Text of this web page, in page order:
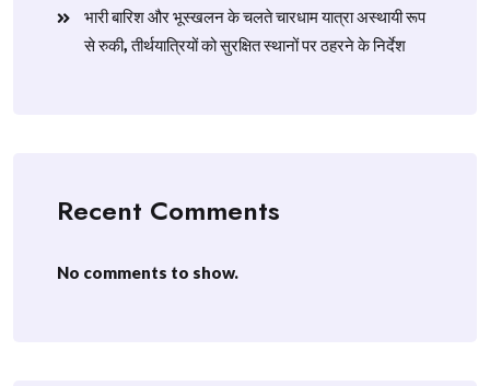
​भारी बारिश और भूस्खलन के चलते चारधाम यात्रा अस्थायी रूप
से रुकी, तीर्थयात्रियों को सुरक्षित स्थानों पर ठहरने के निर्देश
Recent Comments
No comments to show.